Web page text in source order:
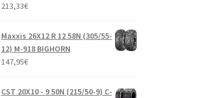
213,33€
Maxxis 26X12 R 12 58N (305/55-
12) M-918 BIGHORN
147,95€
CST 20X10 - 9 50N (215/50-9) C-